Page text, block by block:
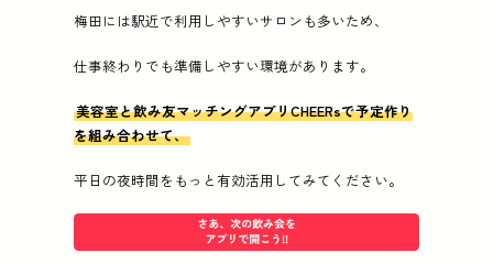
梅田には駅近で利用しやすいサロンも多いため、
仕事終わりでも準備しやすい環境があります。
美容室と飲み友マッチングアプリCHEERsで予定作り
を組み合わせて、
平日の夜時間をもっと有効活用してみてください。